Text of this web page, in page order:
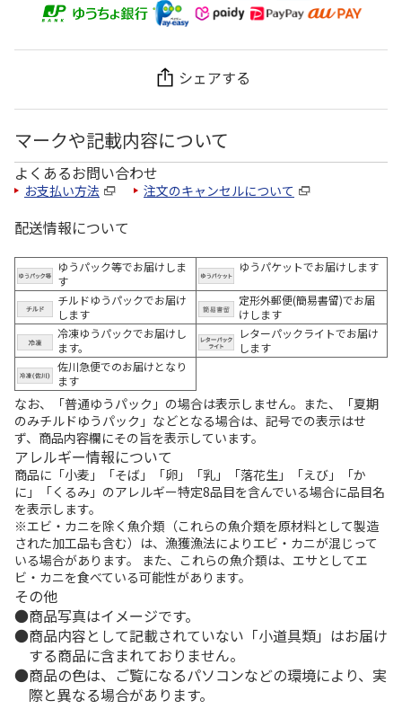
シェアする
マークや記載内容について
よくあるお問い合わせ
お支払い方法 注文のキャンセルについて
配送情報について
ゆうパック等でお届けしま
す
ゆうパケットでお届けします
チルドゆうパックでお届け
します
定形外郵便(簡易書留)でお届
けします
冷凍ゆうパックでお届けし
ます。
レターパックライトでお届け
します
佐川急便でのお届けとなり
ます
なお、「普通ゆうパック」の場合は表示しません。また、「夏期
のみチルドゆうパック」などとなる場合は、記号での表示はせ
ず、商品内容欄にその旨を表示しています。
アレルギー情報について
商品に「小麦」「そば」「卵」「乳」「落花生」「えび」「か
に」「くるみ」のアレルギー特定8品目を含んでいる場合に品目名
を表示します。
※エビ・カニを除く魚介類（これらの魚介類を原材料として製造
された加工品も含む）は、漁獲漁法によりエビ・カニが混じって
いる場合があります。 また、これらの魚介類は、エサとしてエ
ビ・カニを食べている可能性があります。
その他
商品写真はイメージです。
商品内容として記載されていない「小道具類」はお届け
する商品に含まれておりません。
商品の色は、ご覧になるパソコンなどの環境により、実
際と異なる場合があります。